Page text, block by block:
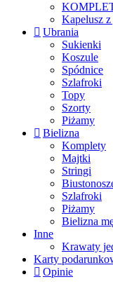
Kapelusz
Ubrania
Sukienki
Koszule
Spódnice
Szlafroki
Topy
Szorty
Piżamy
Bielizna
Komplety
Majtki
Stringi
Szlafroki
Piżamy
Bielizna
Inne
Krawaty
Karty
Opinie